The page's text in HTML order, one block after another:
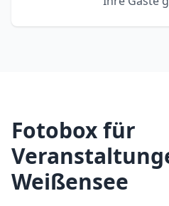
Fotobox für
Weißensee